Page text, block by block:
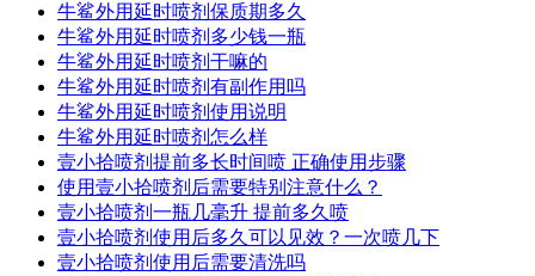
牛鲨外用延时喷剂保质期多久
牛鲨外用延时喷剂多少钱一瓶
牛鲨外用延时喷剂干嘛的
牛鲨外用延时喷剂有副作用吗
牛鲨外用延时喷剂使用说明
牛鲨外用延时喷剂怎么样
壹小拾喷剂提前多长时间喷 正确使用步骤
使用壹小拾喷剂后需要特别注意什么？
壹小拾喷剂一瓶几毫升 提前多久喷
壹小拾喷剂使用后多久可以见效？一次喷几下
壹小拾喷剂使用后需要清洗吗